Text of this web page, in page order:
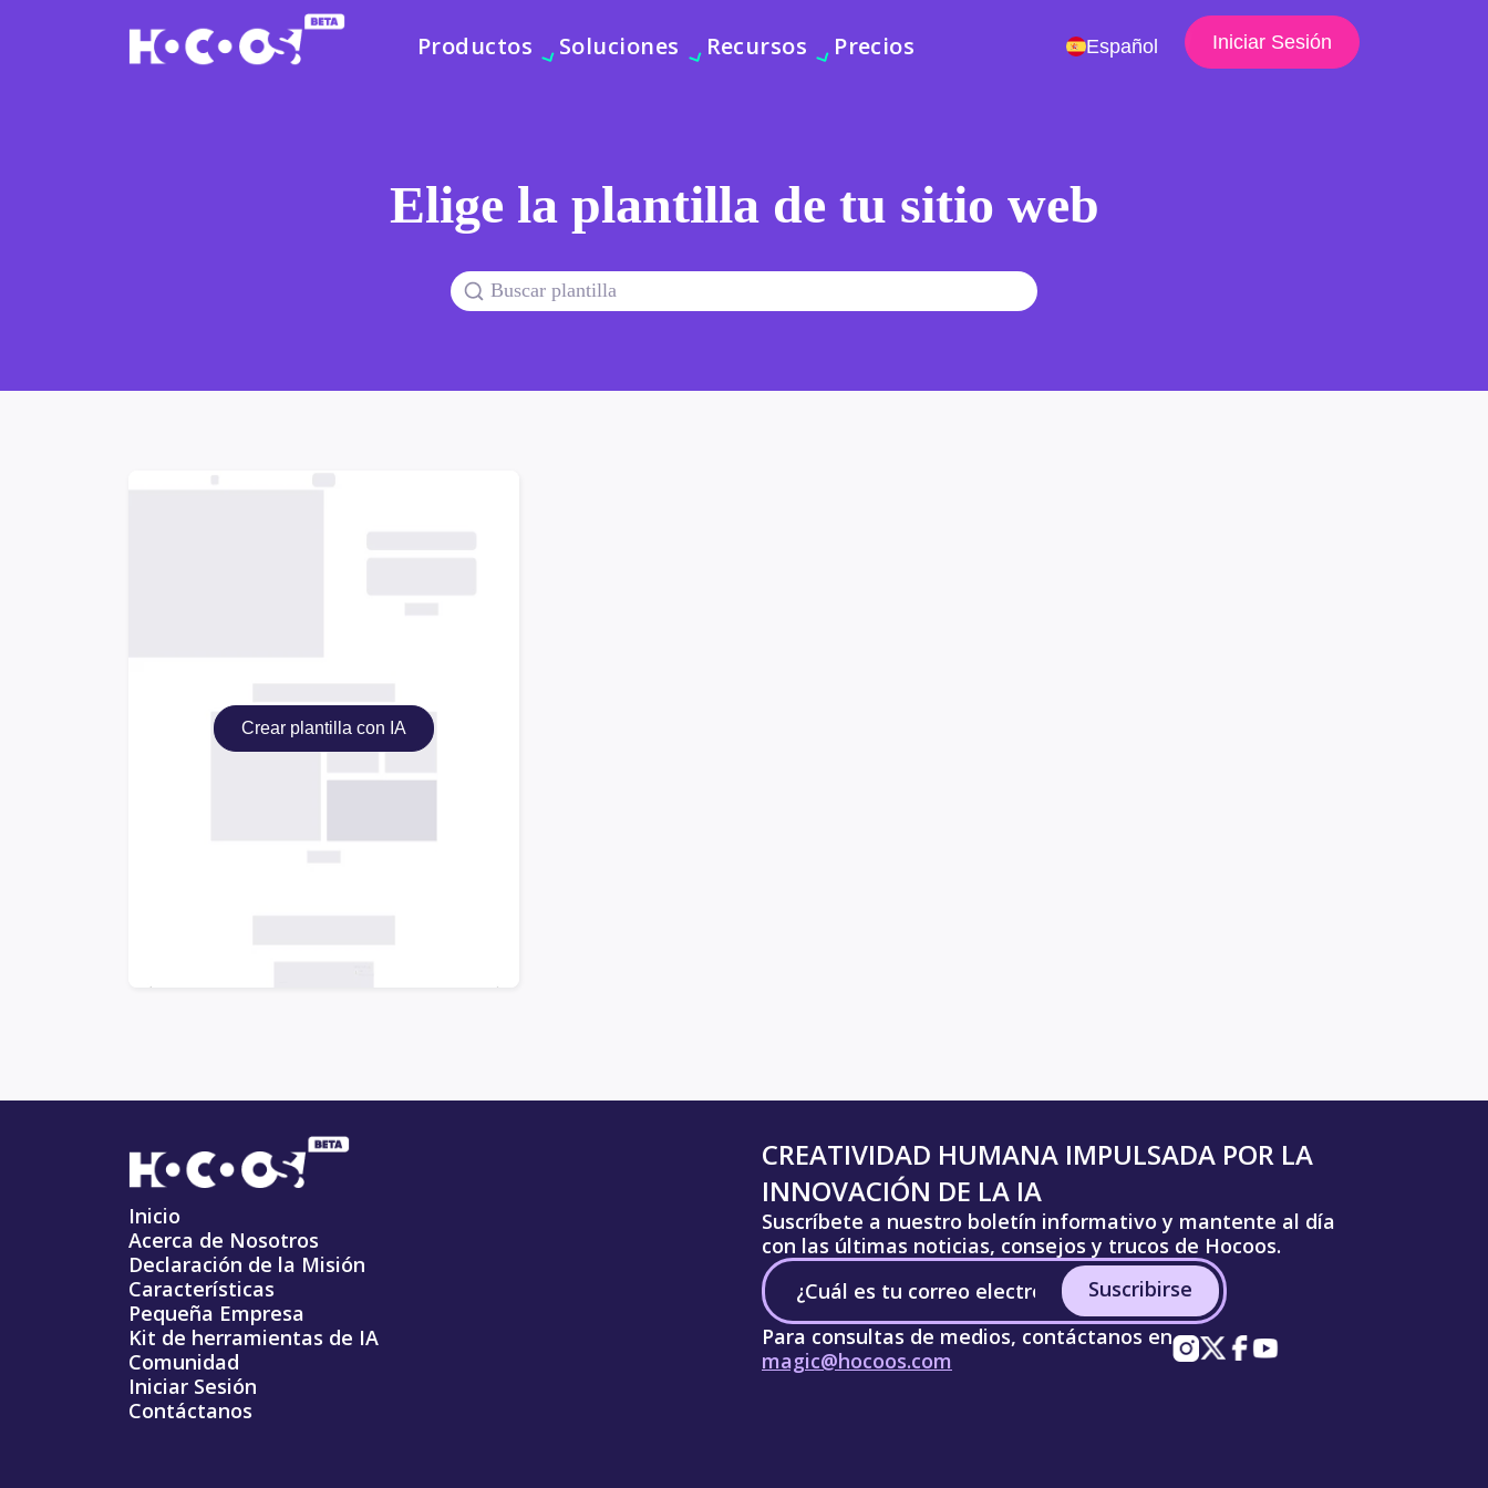
Productos Soluciones Recursos Precios Español Iniciar Sesión
Elige la plantilla de tu sitio web
Crear plantilla con IA
Inicio
Acerca de Nosotros
Declaración de la Misión
Características
Pequeña Empresa
Kit de herramientas de IA
Comunidad
Iniciar Sesión
Contáctanos
CREATIVIDAD HUMANA IMPULSADA POR LA
INNOVACIÓN DE LA IA
Suscríbete a nuestro boletín informativo y mantente al día
con las últimas noticias, consejos y trucos de Hocoos.
Suscribirse
Para consultas de medios, contáctanos en
magic@hocoos.com